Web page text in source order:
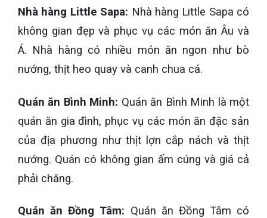
Nhà hàng Little Sapa: Nhà hàng Little Sapa có
không gian đẹp và phục vụ các món ăn Âu và
Á. Nhà hàng có nhiều món ăn ngon như bò
nướng, thịt heo quay và canh chua cá.
Quán ăn Bình Minh: Quán ăn Bình Minh là một
quán ăn gia đình, phục vụ các món ăn đặc sản
của địa phương như thịt lợn cắp nách và thịt
nướng. Quán có không gian ấm cúng và giá cả
phải chăng.
Quán ăn Đồng Tâm: Quán ăn Đồng Tâm có